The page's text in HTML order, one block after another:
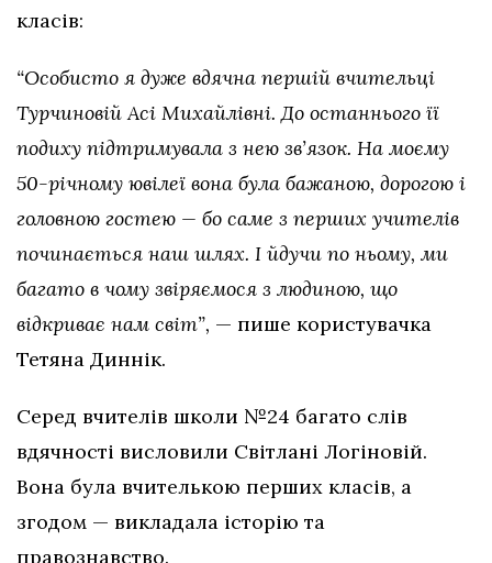
класів:
“Особисто я дуже вдячна першій вчительці
Турчиновій Асі Михайлівні. До останнього її
подиху підтримувала з нею зв’язок. На моєму
50-річному ювілеї вона була бажаною, дорогою і
головною гостею — бо саме з перших учителів
починається наш шлях. І йдучи по ньому, ми
багато в чому звіряємося з людиною, що
відкриває нам світ”, — пише користувачка
Тетяна Диннік.
Серед вчителів школи №24 багато слів
вдячності висловили Світлані Логіновій.
Вона була вчителькою перших класів, а
згодом — викладала історію та
правознавство.